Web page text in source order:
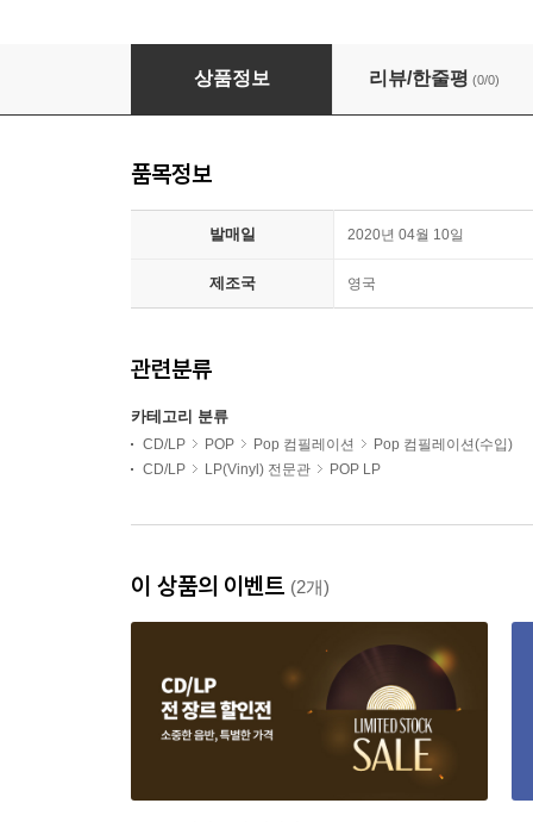
The Cinematic Orchestra (시네마틱 오케스
상품정보 리뷰/한줄평 (0/0)
품목정보
발매일 2020년 04월 10일
제조국 영국
관련분류
카테고리 분류
CD/LP POP Pop 컴필레이션
Pop 컴필레이션(수입)
CD/LP
LP(Vinyl) 전문관 POP LP
이 상품의 이벤트 (2개)